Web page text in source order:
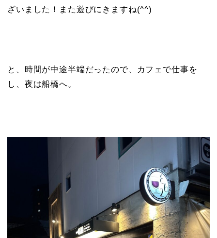
ざいました！また遊びにきますね(^^)
と、時間が中途半端だったので、カフェで仕事を
し、夜は船橋へ。